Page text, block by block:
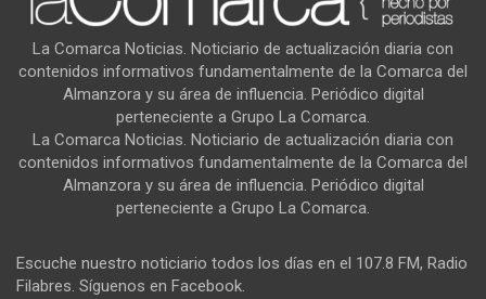
La Comarca Noticias. Noticiario de actualización diaria con
contenidos informativos fundamentalmente de la Comarca del
Almanzora y su área de influencia. Periódico digital
perteneciente a Grupo La Comarca.
La Comarca Noticias. Noticiario de actualización diaria con
contenidos informativos fundamentalmente de la Comarca del
Almanzora y su área de influencia. Periódico digital
perteneciente a Grupo La Comarca.
Escuche nuestro noticiario todos los días en el 107.8 FM, Radio
Filabres. Síguenos en Facebook.